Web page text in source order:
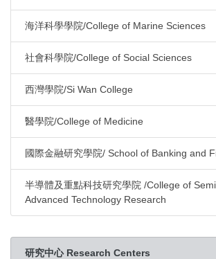
海洋科學學院/College of Marine Sciences
社會科學院/College of Social Sciences
西灣學院/Si Wan College
醫學院/College of Medicine
國際金融研究學院/ School of Banking and
半導體及重點科技研究學院 /College of
Advanced Technology Research
研究中心 Research Centers